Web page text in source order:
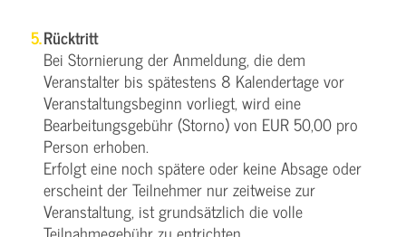
Rücktritt
Bei Stornierung der Anmeldung, die dem
Veranstalter bis spätestens 8 Kalendertage vor
Veranstaltungsbeginn vorliegt, wird eine
Bearbeitungsgebühr (Storno) von EUR 50,00 pro
Person erhoben.
Erfolgt eine noch spätere oder keine Absage oder
erscheint der Teilnehmer nur zeitweise zur
Veranstaltung, ist grundsätzlich die volle